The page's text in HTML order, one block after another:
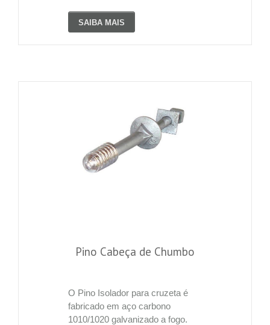
SAIBA MAIS
Pino Cabeça de Chumbo
O Pino Isolador para cruzeta é
fabricado em aço carbono
1010/1020 galvanizado a fogo.